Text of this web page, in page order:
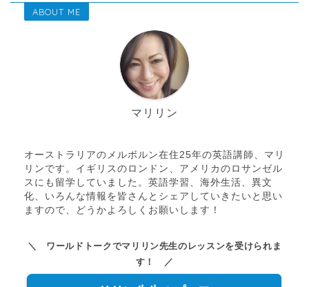
ABOUT ME
マリリン
オーストラリアのメルボルン在住25年の英語講師、マリ
リンです。イギリスのロンドン、アメリカのロサンゼル
スにも留学していました。英語学習、海外生活、異文
化、いろんな情報を皆さんとシェアしていきたいと思い
ますので、どうかよろしくお願いします！
＼ ワールドトークでマリリン先生のレッスンを受けられま
す！ ／